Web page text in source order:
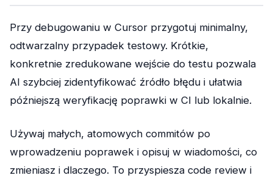
Przy debugowaniu w Cursor przygotuj minimalny,
odtwarzalny przypadek testowy. Krótkie,
konkretnie zredukowane wejście do testu pozwala
AI szybciej zidentyfikować źródło błędu i ułatwia
późniejszą weryfikację poprawki w CI lub lokalnie.
Używaj małych, atomowych commitów po
wprowadzeniu poprawek i opisuj w wiadomości, co
zmieniasz i dlaczego. To przyspiesza code review i